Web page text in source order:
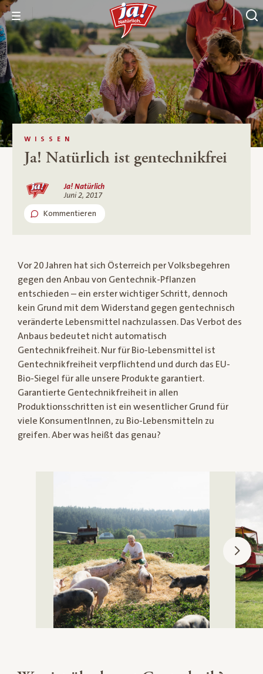
WISSEN
Ja! Natürlich ist gentechnikfrei
Ja! Natürlich
Juni 2, 2017
Kommentieren
Vor 20 Jahren hat sich Österreich per Volksbegehren
gegen den Anbau von Gentechnik-Pflanzen
entschieden – ein erster wichtiger Schritt, dennoch
kein Grund mit dem Widerstand gegen gentechnisch
veränderte Lebensmittel nachzulassen. Das Verbot des
Anbaus bedeutet nicht automatisch
Gentechnikfreiheit. Nur für Bio-Lebensmittel ist
Gentechnikfreiheit verpflichtend und durch das EU-
Bio-Siegel für alle unsere Produkte garantiert.
Garantierte Gentechnikfreiheit in allen
Produktionsschritten ist ein wesentlicher Grund für
viele KonsumentInnen, zu Bio-Lebensmitteln zu
greifen. Aber was heißt das genau?